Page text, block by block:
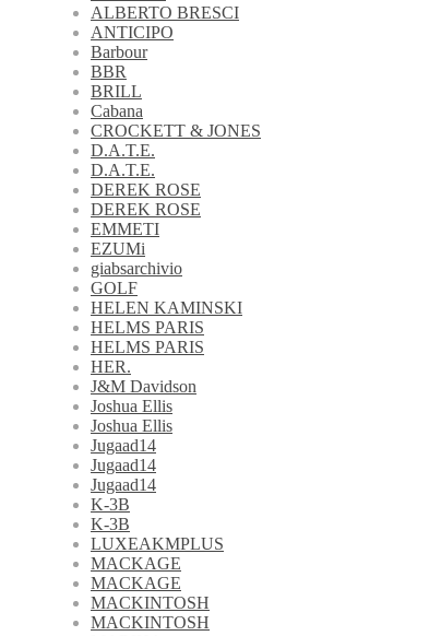
ALBERTO BRESCI
ANTICIPO
Barbour
BBR
BRILL
Cabana
CROCKETT & JONES
D.A.T.E.
D.A.T.E.
DEREK ROSE
DEREK ROSE
EMMETI
EZUMi
giabsarchivio
GOLF
HELEN KAMINSKI
HELMS PARIS
HELMS PARIS
HER.
J&M Davidson
Joshua Ellis
Joshua Ellis
Jugaad14
Jugaad14
Jugaad14
K-3B
K-3B
LUXEAKMPLUS
MACKAGE
MACKAGE
MACKINTOSH
MACKINTOSH